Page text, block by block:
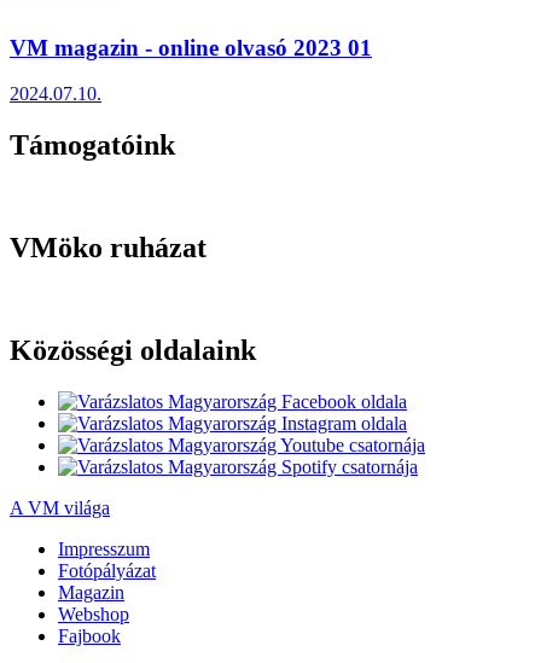
VM magazin - online olvasó 2023 01
2024.07.10.
Támogatóink
VMöko ruházat
Közösségi oldalaink
A VM világa
Impresszum
Fotópályázat
Magazin
Webshop
Fajbook